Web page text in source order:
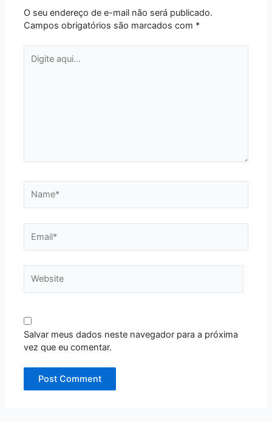
O seu endereço de e-mail não será publicado.
Campos obrigatórios são marcados com *
aqui...
Salvar meus dados neste navegador para a próxima
vez que eu comentar.